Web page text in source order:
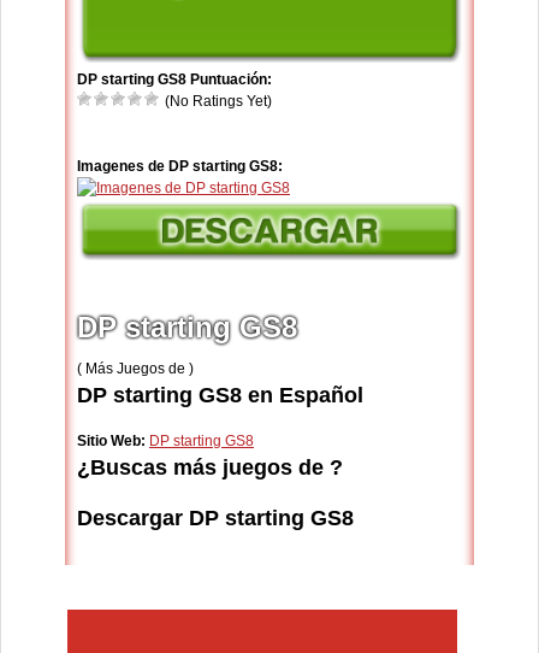
DP starting GS8 Puntuación:
(No Ratings Yet)
Imagenes de DP starting GS8:
DP starting GS8
( Más Juegos de )
DP starting GS8 en Español
Sitio Web: DP starting GS8
¿Buscas más juegos de ?
Descargar DP starting GS8